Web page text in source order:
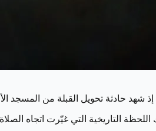
شهد حادثة تحويل القبلة من المسجد
التاريخية التي غيّرت اتجاه